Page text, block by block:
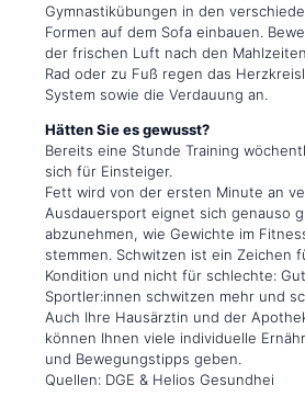
Gymnastikübungen in den
Formen auf dem Sofa einbauen.
der frischen Luft nach den
Rad oder zu Fuß regen das
System sowie die Verdauung an.
Hätten Sie es gewusst?
Bereits eine Stunde Training
sich für Einsteiger.
Fett wird von der ersten Minute an
Ausdauersport eignet sich genauso
abzunehmen, wie Gewichte im
stemmen. Schwitzen ist ein Zeichen
Kondition und nicht für schlechte:
Sportler:innen schwitzen mehr und
Auch Ihre Hausärztin und der
können Ihnen viele individuelle
und Bewegungstipps geben.
Quellen: DGE & Helios Gesundhei